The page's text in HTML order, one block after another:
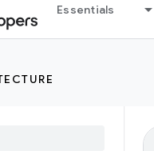
Essentials